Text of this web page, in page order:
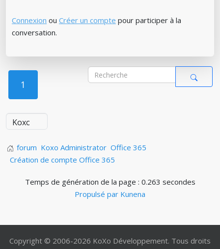
Connexion ou Créer un compte pour participer à la
conversation.
1
forum Koxo Administrator Office 365
Création de compte Office 365
Temps de génération de la page : 0.263 secondes
Propulsé par Kunena
Copyright © 2006-2026 KoXo Développement. Tous droits